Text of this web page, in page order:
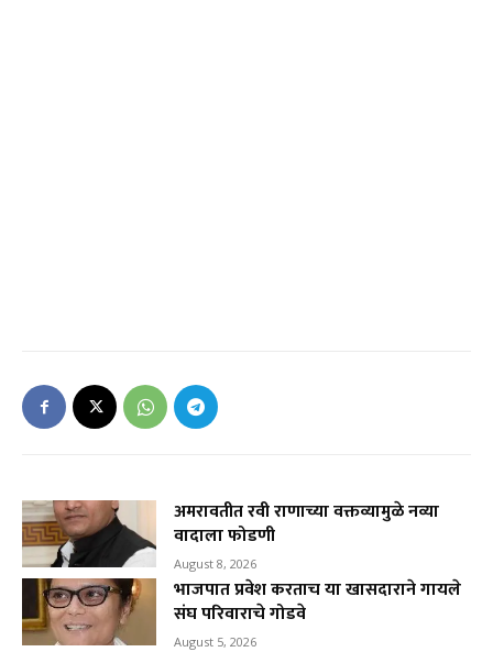
अमरावतीत रवी राणाच्या वक्तव्यामुळे नव्या
वादाला फोडणी
August 8, 2026
भाजपात प्रवेश करताच या खासदाराने गायले
संघ परिवाराचे गोडवे
August 5, 2026